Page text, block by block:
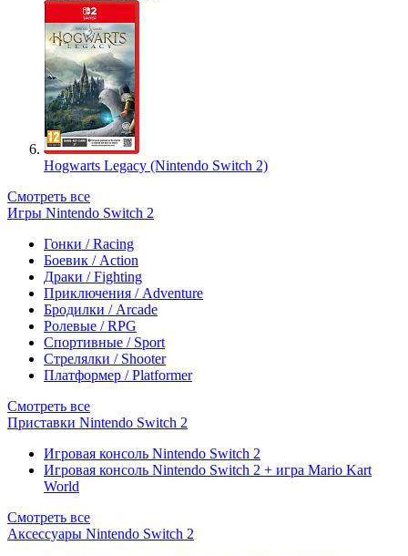
Hogwarts Legacy (Nintendo Switch 2)
Смотреть все
Игры Nintendo Switch 2
Гонки / Racing
Боевик / Action
Драки / Fighting
Приключения / Adventure
Бродилки / Arcade
Ролевые / RPG
Спортивные / Sport
Стрелялки / Shooter
Платформер / Platformer
Смотреть все
Приставки Nintendo Switch 2
Игровая консоль Nintendo Switch 2
Игровая консоль Nintendo Switch 2 + игра Mario Kart
World
Смотреть все
Аксессуары Nintendo Switch 2